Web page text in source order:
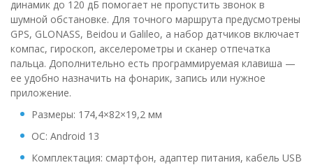
динамик до 120 дБ помогает не пропустить звонок в
шумной обстановке. Для точного маршрута предусмотрены
GPS, GLONASS, Beidou и Galileo, а набор датчиков включает
компас, гироскоп, акселерометры и сканер отпечатка
пальца. Дополнительно есть программируемая клавиша —
ее удобно назначить на фонарик, запись или нужное
приложение.
Размеры: 174,4×82×19,2 мм
ОС: Android 13
Комплектация: смартфон, адаптер питания, кабель USB